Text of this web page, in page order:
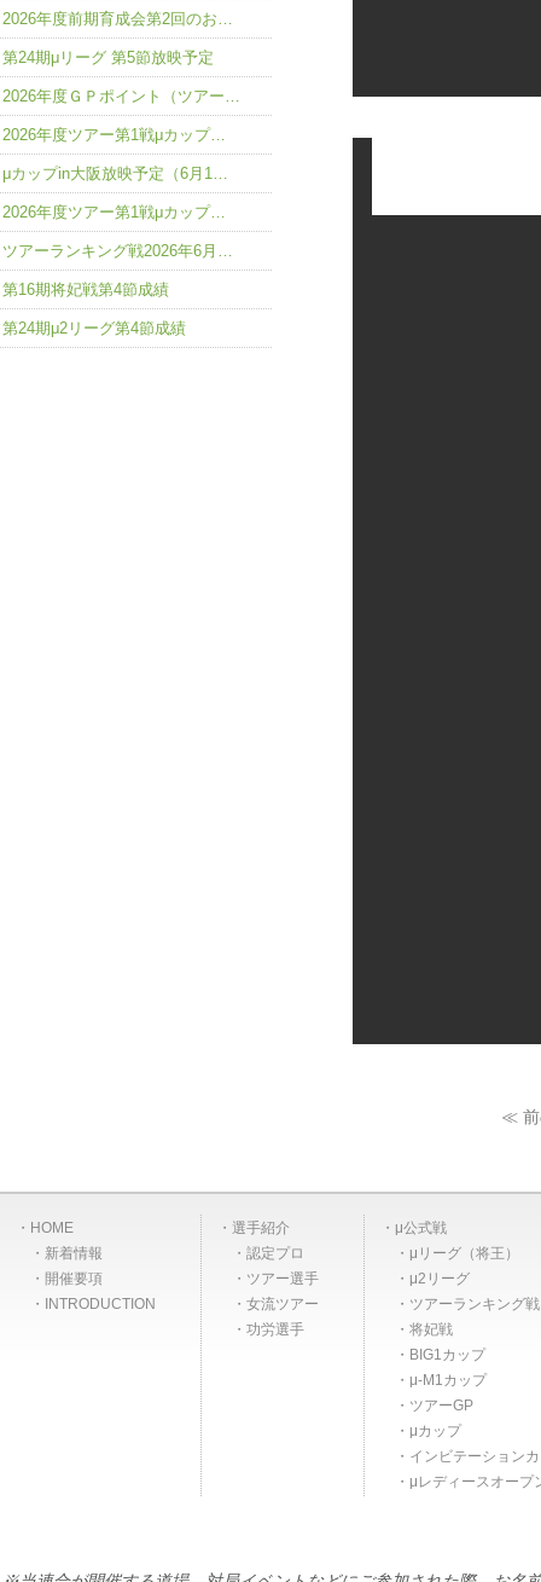
≪ 前
2026年度前期育成会第2回のお…
第24期μリーグ 第5節放映予定
2026年度ＧＰポイント（ツアー…
2026年度ツアー第1戦μカップ…
μカップin大阪放映予定（6月1…
2026年度ツアー第1戦μカップ…
ツアーランキング戦2026年6月…
第16期将妃戦第4節成績
第24期μ2リーグ第4節成績
HOME
新着情報
開催要項
INTRODUCTION
選手紹介
認定プロ
ツアー選手
女流ツアー
功労選手
μ公式戦
μリーグ（将王）
μ2リーグ
ツアーランキング
将妃戦
BIG1カップ
μ-M1カップ
ツアーGP
μカップ
インビテーション
μレディースオープ